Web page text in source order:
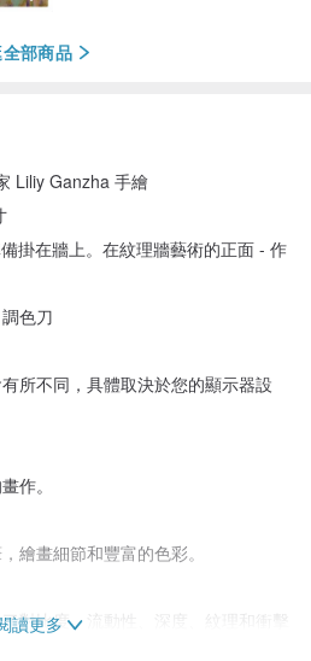
部商品
Liliy Ganzha 手繪
掛在牆上。在紋理牆藝術的正面 - 作
色刀
所不同，具體取決於您的顯示器設
作。
繪畫細節和豐富的色彩。
對比度、流動性、深度、紋理和衝擊
讀更多